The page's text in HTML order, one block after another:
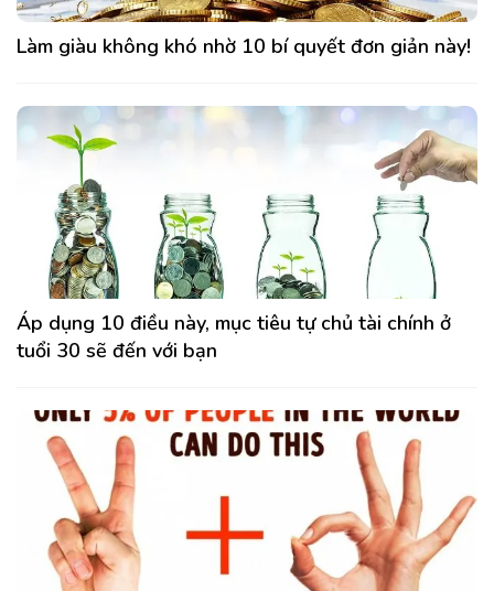
Làm giàu không khó nhờ 10 bí quyết đơn giản này!
Áp dụng 10 điều này, mục tiêu tự chủ tài chính ở
tuổi 30 sẽ đến với bạn